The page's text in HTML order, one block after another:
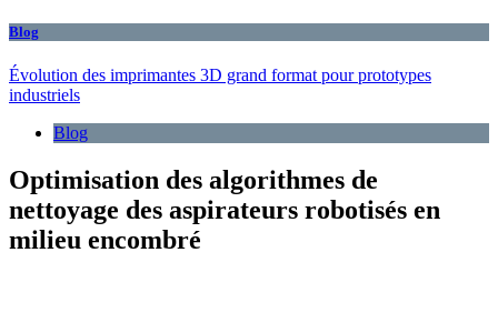
Blog
Évolution des imprimantes 3D grand format pour prototypes
industriels
Blog
Optimisation des algorithmes de
nettoyage des aspirateurs robotisés en
milieu encombré